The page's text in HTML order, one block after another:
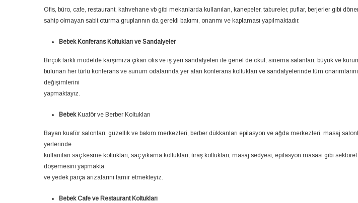
Ofis, büro, cafe, restaurant, kahvehane vb gibi mekanlarda kullanılan, kanepeler, tabureler, puflar, berjerler gibi
sahip olmayan sabit oturma gruplarının da gerekli bakımı, onarımı ve kaplaması yapılmaktadır.
Bebek Konferans Koltukları ve Sandalyeler
Birçok farklı modelde karşımıza çıkan ofis ve iş yeri sandalyeleri ile genel de okul, sinema salanları, büyük ve
bulunan her türlü konferans ve sunum odalarında yer alan konferans koltukları ve sandalyelerinde tüm
değişimlerini
yapmaktayız.
Bebek Kuaför ve Berber Koltukları
Bayan kuaför salonları, güzellik ve bakım merkezleri, berber dükkanları epilasyon ve ağda merkezleri, masaj
yerlerinde
kullanılan saç kesme koltukları, saç yıkama koltukları, tıraş koltukları, masaj sedyesi, epilasyon masası gibi
döşemesini yapmakta
ve yedek parça arızalarını tamir etmekteyiz.
Bebek Cafe ve Restaurant Koltukları